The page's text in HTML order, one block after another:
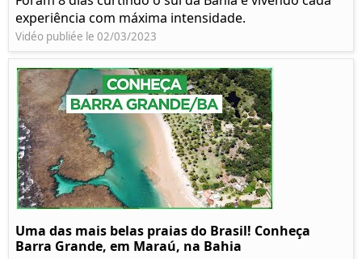
experiência com máxima intensidade.
Vidéo publiée le 02/03/2023
Uma das mais belas praias do Brasil! Conheça
Barra Grande, em Maraú, na Bahia